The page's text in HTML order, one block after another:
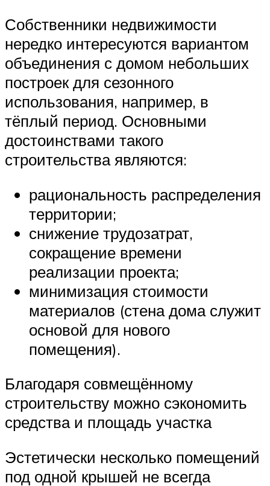
Собственники недвижимости
нередко интересуются вариантом
объединения с домом небольших
построек для сезонного
использования, например, в
тёплый период. Основными
достоинствами такого
строительства являются:
рациональность распределения
территории;
снижение трудозатрат,
сокращение времени
реализации проекта;
минимизация стоимости
материалов (стена дома служит
основой для нового
помещения).
Благодаря совмещённому
строительству можно сэкономить
средства и площадь участка
Эстетически несколько помещений
под одной крышей не всегда